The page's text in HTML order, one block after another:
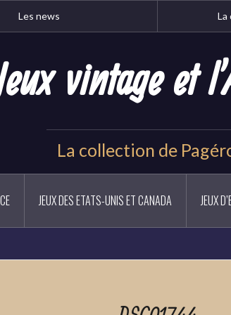
Les news La
vintage et
La collection de
JEUX DES ETATS-UNIS ET CANADA JEUX